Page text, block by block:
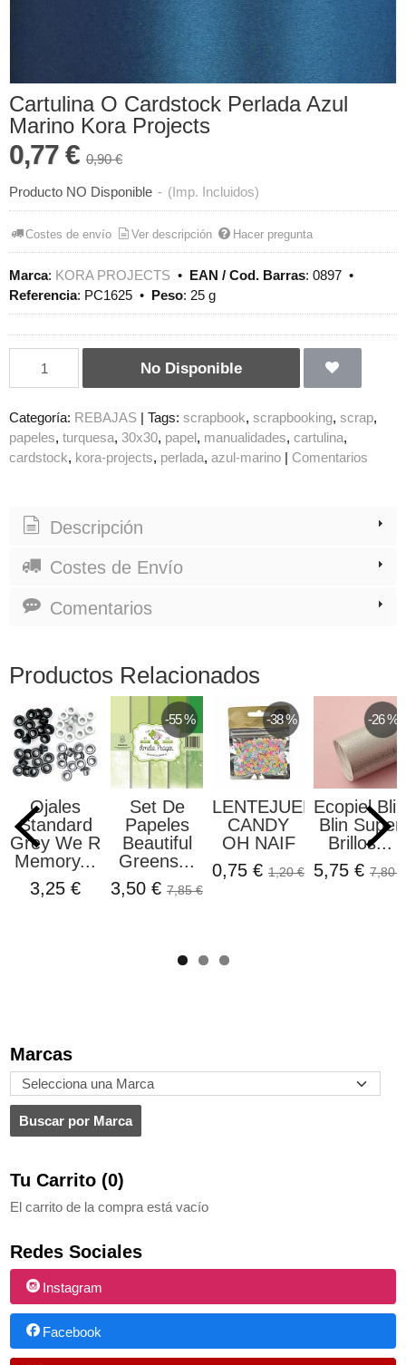
Marcas
Tu Carrito (0)
El carrito de la compra está vacío
Redes Sociales
Instagram
Facebook
Cartulina O Cardstock Perlada Azul
Marino Kora Projects
0,77 € 0,90 €
Producto NO Disponible - (Imp. Incluidos)
Costes de envío Ver descripción Hacer pregunta
Marca: KORA PROJECTS • EAN / Cod. Barras: 0897 •
Referencia: PC1625 • Peso: 25 g
No Disponible
Categoría: REBAJAS Tags: scrapbook scrapbooking scrap
papeles turquesa 30x30 papel manualidades cartulina
cardstock
kora-projects perlada azul-marino Comentarios
Descripción
Costes de Envío
Comentarios
Productos Relacionados
Ojales
Standard
Grey We R
Memory...
3,25 €
-55 %
Set De
Papeles
Beautiful
Greens...
3,50 € 7,85 €
-38 %
LENTEJUELAS
CANDY
OH NAIF
0,75 € 1,20 €
-26 %
Ecopiel Blin
Blin Super
Brillos...
5,75 € 7,80 €